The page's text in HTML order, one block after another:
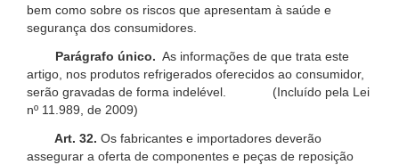
bem como sobre os riscos que apresentam à saúde e
segurança dos consumidores.
Parágrafo único. As informações de que trata este
artigo, nos produtos refrigerados oferecidos ao consumidor,
serão gravadas de forma indelével. (Incluído pela Lei
nº 11.989, de 2009)
Art. 32. Os fabricantes e importadores deverão
assegurar a oferta de componentes e peças de reposição